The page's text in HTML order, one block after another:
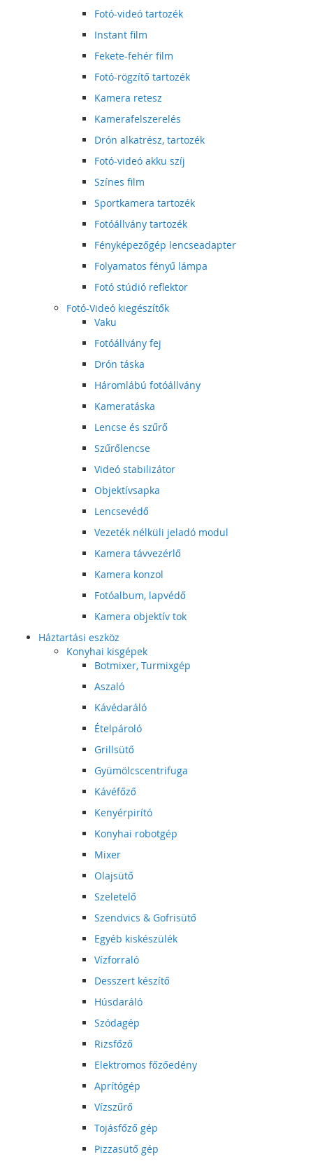
Fotó-videó tartozék
Instant film
Fekete-fehér film
Fotó-rögzítő tartozék
Kamera retesz
Kamerafelszerelés
Drón alkatrész, tartozék
Fotó-videó akku szíj
Színes film
Sportkamera tartozék
Fotóállvány tartozék
Fényképezőgép lencseadapter
Folyamatos fényű lámpa
Fotó stúdió reflektor
Fotó-Videó kiegészítők
Vaku
Fotóállvány fej
Drón táska
Háromlábú fotóállvány
Kameratáska
Lencse és szűrő
Szűrőlencse
Videó stabilizátor
Objektívsapka
Lencsevédő
Vezeték nélküli jeladó modul
Kamera távvezérlő
Kamera konzol
Fotóalbum, lapvédő
Kamera objektív tok
Háztartási eszköz
Konyhai kisgépek
Botmixer, Turmixgép
Aszaló
Kávédaráló
Ételpároló
Grillsütő
Gyümölcscentrifuga
Kávéfőző
Kenyérpirító
Konyhai robotgép
Mixer
Olajsütő
Szeletelő
Szendvics & Gofrisütő
Egyéb kiskészülék
Vízforraló
Desszert készítő
Húsdaráló
Szódagép
Rizsfőző
Elektromos főzőedény
Aprítógép
Vízszűrő
Tojásfőző gép
Pizzasütő gép